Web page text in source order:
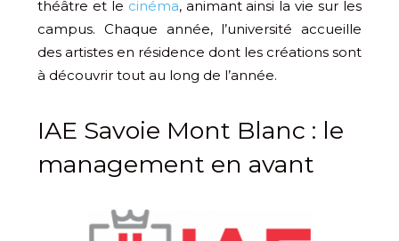
théâtre et le cinéma, animant ainsi la vie sur les
campus. Chaque année, l’université accueille
des artistes en résidence dont les créations sont
à découvrir tout au long de l’année.
IAE Savoie Mont Blanc : le
management en avant